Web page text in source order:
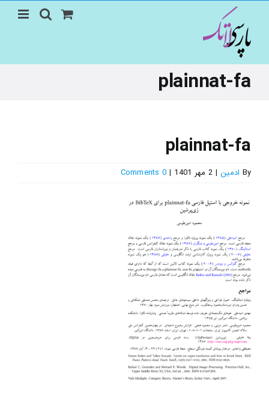
content
plainnat-fa
plainnat-fa
By ادمین | 2 مهر 1401 |
0 Comments